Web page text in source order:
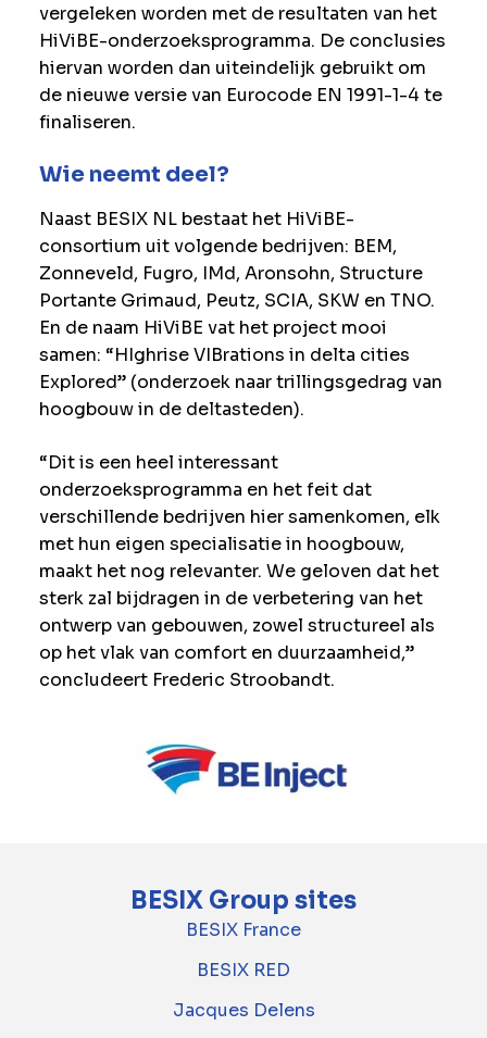
vergeleken worden met de resultaten van het
HiViBE-onderzoeksprogramma. De conclusies
hiervan worden dan uiteindelijk gebruikt om
de nieuwe versie van Eurocode EN 1991-1-4 te
finaliseren.
Wie neemt deel?
Naast BESIX NL bestaat het HiViBE-
consortium uit volgende bedrijven: BEM,
Zonneveld, Fugro, IMd, Aronsohn, Structure
Portante Grimaud, Peutz, SCIA, SKW en TNO.
En de naam HiViBE vat het project mooi
samen: “HIghrise VIBrations in delta cities
Explored” (onderzoek naar trillingsgedrag van
hoogbouw in de deltasteden).
“Dit is een heel interessant
onderzoeksprogramma en het feit dat
verschillende bedrijven hier samenkomen, elk
met hun eigen specialisatie in hoogbouw,
maakt het nog relevanter. We geloven dat het
sterk zal bijdragen in de verbetering van het
ontwerp van gebouwen, zowel structureel als
op het vlak van comfort en duurzaamheid,”
concludeert Frederic Stroobandt.
BESIX Group sites
BESIX France
BESIX RED
Jacques Delens